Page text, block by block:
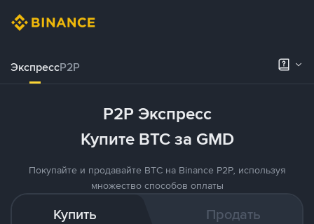
ЭкспрессP2P
P2P Экспресс
Купите BTC за GMD
Покупайте и продавайте BTC на Binance P2P, используя
множество способов оплаты
Купить Продать